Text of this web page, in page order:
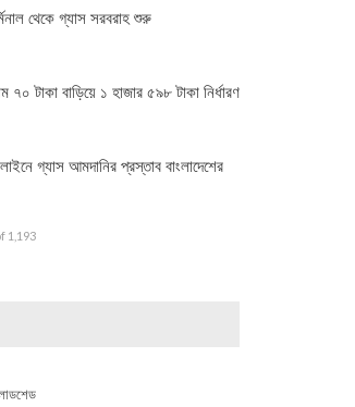
থেকে গ্যাস সরবরাহ শুরু
৭০ টাকা বাড়িয়ে ১ হাজার ৫৯৮ টাকা নির্ধারণ
গ্যাস আমদানির প্রস্তাব বাংলাদেশের
1,193